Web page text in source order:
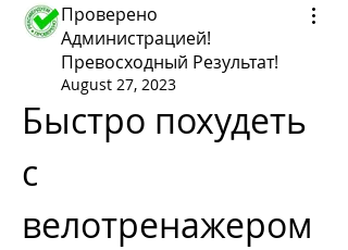
Проверено
Администрацией!
Превосходный Результат!
August 27, 2023
Быстро похудеть
с
велотренажером